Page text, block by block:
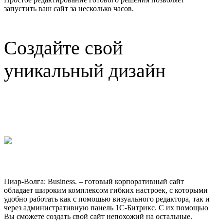
запустить ваш сайт за несколько часов.
Создайте свой
уникальный дизайн
Пиар-Волга: Business. – готовый корпоративный сайт
обладает широким комплексом гибких настроек, с которыми
удобно работать как с помощью визуального редактора, так и
через административную панель 1С-Битрикс. С их помощью
Вы сможете создать свой сайт непохожий на остальные.